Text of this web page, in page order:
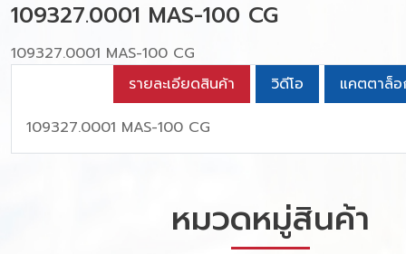
109327.0001 MAS-100 CG
109327.0001 MAS-100 CG
รายละเอียดสินค้า
วิดีโอ
แคตตาล็
109327.0001 MAS-100 CG
หมวดหมู่สินค้า